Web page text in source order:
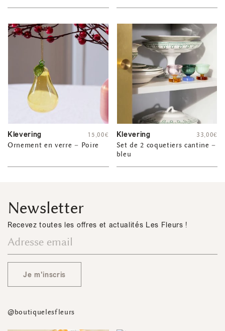
Klevering
Ornement en verre – Poire
15,00€ Klevering
Set de 2 coquetiers cantine –
bleu
33,00€
Newsletter
Recevez toutes les offres et actualités Les Fleurs !
Je m'inscris
@boutiquelesfleurs